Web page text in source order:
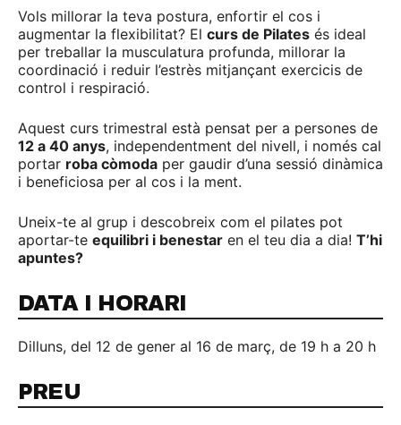
Vols millorar la teva postura, enfortir el cos i
augmentar la flexibilitat? El curs de Pilates és ideal
per treballar la musculatura profunda, millorar la
coordinació i reduir l’estrès mitjançant exercicis de
control i respiració.
Aquest curs trimestral està pensat per a persones de
12 a 40 anys, independentment del nivell, i només cal
portar roba còmoda per gaudir d’una sessió dinàmica
i beneficiosa per al cos i la ment.
Uneix-te al grup i descobreix com el pilates pot
aportar-te equilibri i benestar en el teu dia a dia! T’hi
apuntes?
DATA I HORARI
Dilluns, del 12 de gener al 16 de març, de 19 h a 20 h
PREU